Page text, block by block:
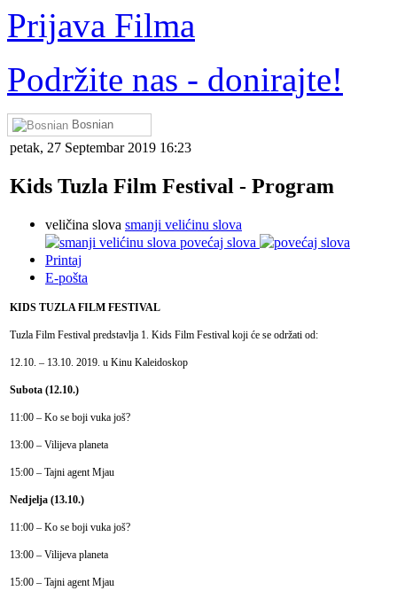
Prijava Filma
Podržite nas - donirajte!
Bosnian
petak, 27 Septembar 2019 16:23
Kids Tuzla Film Festival - Program
veličina slova smanji velićinu slova
povećaj slova
Printaj
E-pošta
KIDS TUZLA FILM FESTIVAL
Tuzla Film Festival predstavlja 1. Kids Film Festival koji će se održati od:
12.10. – 13.10. 2019. u Kinu Kaleidoskop
Subota (12.10.)
11:00 – Ko se boji vuka još?
13:00 – Vilijeva planeta
15:00 – Tajni agent Mjau
Nedjelja (13.10.)
11:00 – Ko se boji vuka još?
13:00 – Vilijeva planeta
15:00 – Tajni agent Mjau